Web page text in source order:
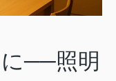
──照明